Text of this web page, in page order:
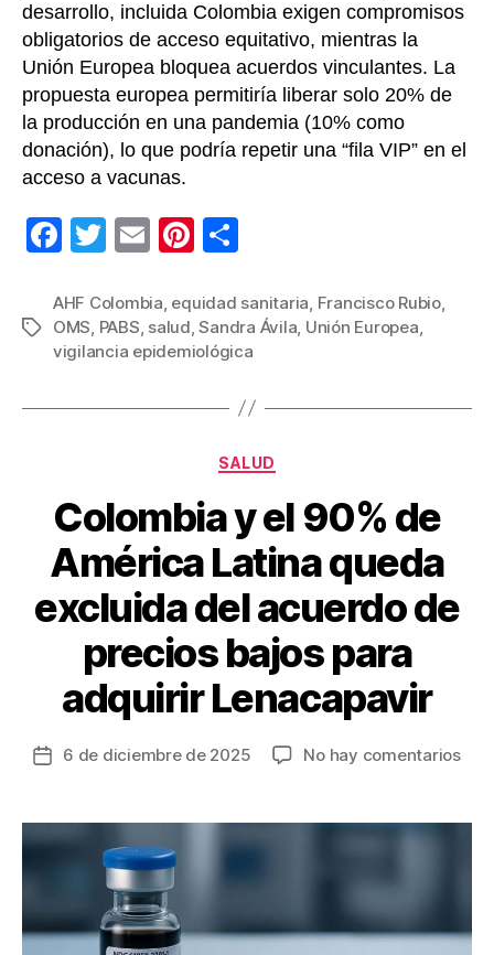
desarrollo, incluida Colombia exigen compromisos
obligatorios de acceso equitativo, mientras la
Unión Europea bloquea acuerdos vinculantes. La
propuesta europea permitiría liberar solo 20% de
la producción en una pandemia (10% como
donación), lo que podría repetir una “fila VIP” en el
acceso a vacunas.
F
c
e
o
T
tt
er
E
ail
Pi
er
e
m
p
tir
Etiquetas
AHF Colombia, equidad sanitaria, Francisco Rubio,
OMS, PABS, salud,Sandra Ávila, Unión Europea,
vigilancia epidemiológica
Categorías
SALUD
Colombia y el 90% de
América Latina queda
excluida del acuerdo de
precios bajos para
adquirir Lenacapavir
Fecha
entrada
6 de diciembre de 2025 No hay comentariosen
el